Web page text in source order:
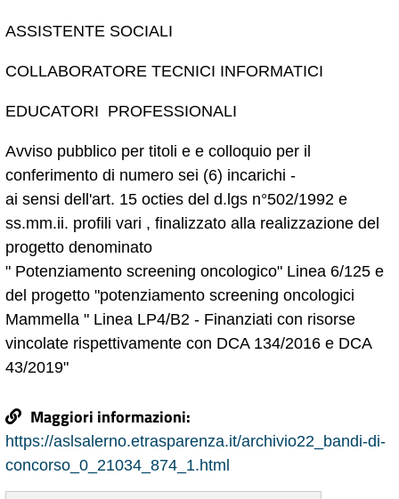
ASSISTENTE SOCIALI
COLLABORATORE TECNICI INFORMATICI
EDUCATORI PROFESSIONALI
Avviso pubblico per titoli e e colloquio per il
conferimento di numero sei (6) incarichi -
ai sensi dell'art. 15 octies del d.lgs n°502/1992 e
ss.mm.ii. profili vari , finalizzato alla realizzazione del
progetto denominato
" Potenziamento screening oncologico" Linea 6/125 e
del progetto "potenziamento screening oncologici
Mammella " Linea LP4/B2 - Finanziati con risorse
vincolate rispettivamente con DCA 134/2016 e DCA
43/2019"
Maggiori informazioni:
https://aslsalerno.etrasparenza.it/archivio22_bandi-di-
concorso_0_21034_874_1.html